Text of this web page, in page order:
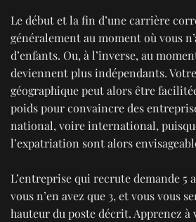
Le début et la fin d’une carrière
généralement au moment où vous
d’enfants. Ou, à l’inverse, au
deviennent plus indépendants.
géographique peut alors être
poids pour convaincre des
national, voire international,
l’expatriation sont alors
L’entreprise qui recrute demande 5
vous n’en avez que 3, et vous vous
hauteur du poste décrit. Apprenez à